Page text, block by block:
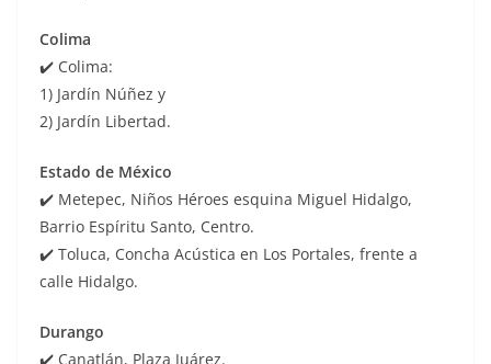
Colima
✔️ Colima:
1) Jardín Núñez y
2) Jardín Libertad.
Estado de México
✔️ Metepec, Niños Héroes esquina Miguel Hidalgo,
Barrio Espíritu Santo, Centro.
✔️ Toluca, Concha Acústica en Los Portales, frente a
calle Hidalgo.
Durango
✔️ Canatlán, Plaza Juárez.